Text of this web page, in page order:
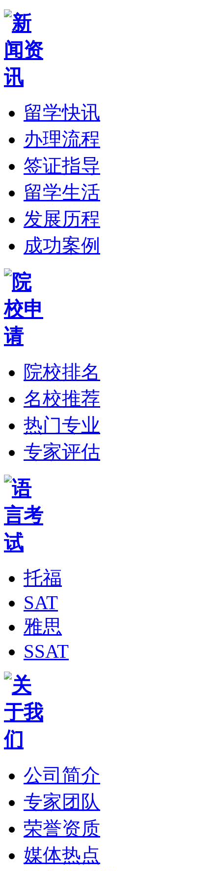
留学快讯
办理流程
签证指导
留学生活
发展历程
成功案例
院校排名
名校推荐
热门专业
专家评估
托福
SAT
雅思
SSAT
公司简介
专家团队
荣誉资质
媒体热点